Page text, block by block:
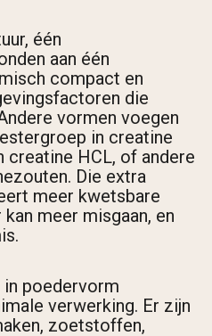
één
aan één
compact en
die
vormen voegen
in creatine
creatine HCL, of andere
Die extra
meer kwetsbare
meer misgaan, en
in poedervorm
verwerking. Er zijn
zoetstoffen,